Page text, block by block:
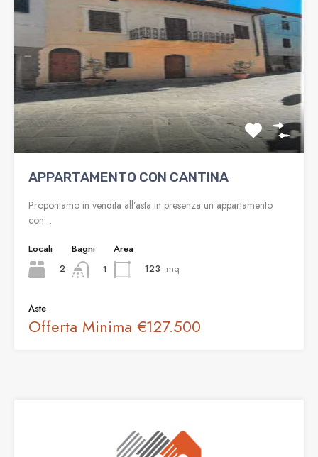
APPARTAMENTO CON CANTINA
Proponiamo in vendita all’asta in presenza un appartamento
con…
Locali
2
Bagni
1
Area
123 mq
Aste
Offerta Minima €127.500